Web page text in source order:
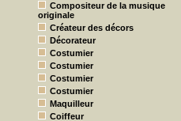
Compositeur de la musique
originale
Créateur des décors
Décorateur
Costumier
Costumier
Costumier
Costumier
Maquilleur
Coiffeur